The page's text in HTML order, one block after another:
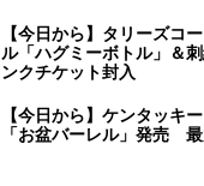
【今日から】タリーズコ
ル「ハグミーボトル」＆
ンクチケット封入
【今日から】ケンタッキ
「お盆バーレル」発売